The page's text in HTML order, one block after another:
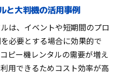
すコピー機導入のコツ
ー費用の負担を軽減する方
と大判機の活用事例
は、イベントや短期間のプロ
必要とする場合に効果的で
ピー機レンタルの需要が増え
用できるためコスト効率が高